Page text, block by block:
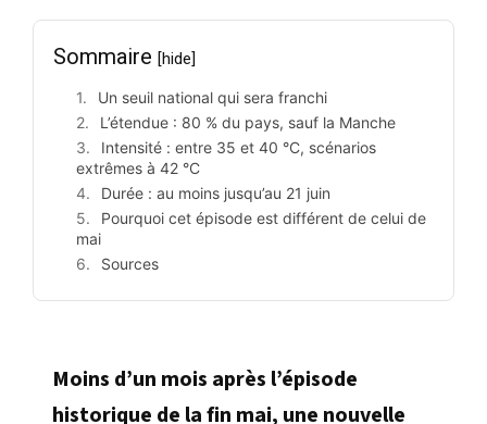
Sommaire [hide]
Un seuil national qui sera franchi
L’étendue : 80 % du pays, sauf la Manche
Intensité : entre 35 et 40 °C, scénarios
extrêmes à 42 °C
Durée : au moins jusqu’au 21 juin
Pourquoi cet épisode est différent de celui de
mai
Sources
Moins d’un mois après l’épisode
historique de la fin mai, une nouvelle